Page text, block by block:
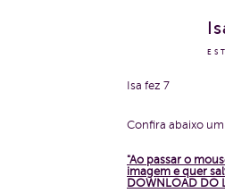
Isa fez 7
Confira abaixo
"Ao passar o
imagem e quer
DOWNLOAD DO